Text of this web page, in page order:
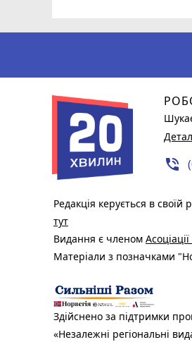
phone_in_talk
Редакція керується в своїй
тут
Видання є членом
Матеріали з позначками
Здійснено за підтримки
«Незалежні регіональні